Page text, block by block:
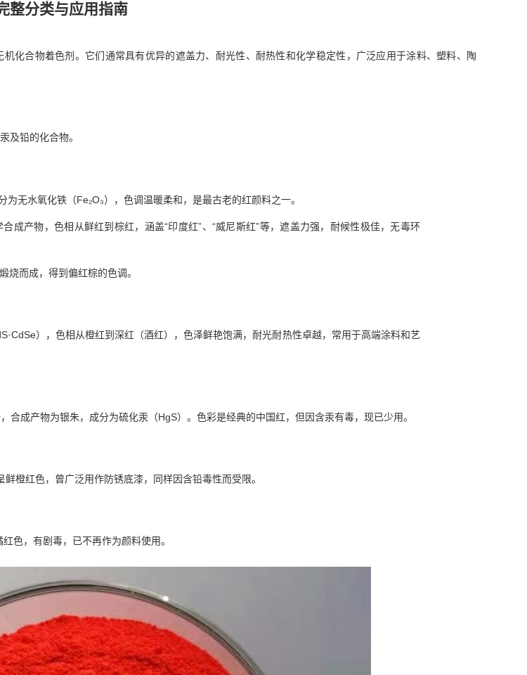
整分类与应用指南
化合物着色剂。它们通常具有优异的遮盖力、耐光性、耐热性和化学稳定性，广泛应用于涂料、塑料、陶
及铅的化合物。
无水氧化铁（Fe₂O₃），色调温暖柔和，是最古老的红颜料之一。
成产物，色相从鲜红到棕红，涵盖“印度红”、“威尼斯红”等，遮盖力强，耐候性极佳，无毒环
烧而成，得到偏红棕的色调。
），色相从橙红到深红（酒红），色泽鲜艳饱满，耐光耐热性卓越，常用于高端涂料和艺
合成产物为银朱，成分为硫化汞（HgS）。色彩是经典的中国红，但因含汞有毒，现已少用。
橙红色，曾广泛用作防锈底漆，同样因含铅毒性而受限。
色，有剧毒，已不再作为颜料使用。